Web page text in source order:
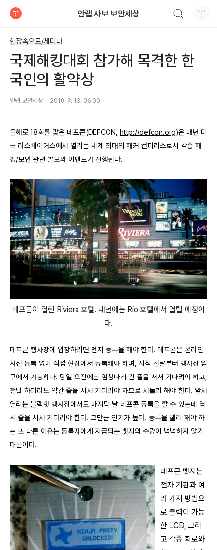
안랩 사보 보안세상
현장속으로/세미나
국제해킹대회 참가해 목격한 한
국인의 활약상
안랩 보안세상 2010. 9. 13. 06:00
올해로 18회를 맞은 데프콘(DEFCON, http://defcon.org)은 매년 미
국 라스베이거스에서 열리는 세계 최대의 해커 컨퍼러스로서 각종 해
킹/보안 관련 발표와 이벤트가 진행된다.
데프콘이 열린 Riviera 호텔. 내년에는 Rio 호텔에서 열릴 예정이
다.
데프콘 행사장에 입장하려면 먼저 등록을 해야 한다. 데프콘은 온라인
사전 등록 없이 직접 현장에서 등록해야 하며, 시작 전날부터 행사장 입
구에서 가능하다. 당일 오전에는 엄청나게 긴 줄을 서서 기다려야 하고,
전날 하더라도 약간 줄을 서서 기다려야 하므로 서둘러 해야 한다. 앞서
열리는 블랙햇 행사장에서도 마지막 날 데프콘 등록을 할 수 있는데 역
시 줄을 서서 기다려야 한다. 그만큼 인기가 높다. 등록을 빨리 해야 하
는 또 다른 이유는 등록자에게 지급되는 뱃지의 수량이 넉넉하지 않기
때문이다.
데프콘 뱃지는
전자 기판과 여
러 가지 방법으
로 출력이 가능
한 LCD, 그리
고 각종 회로와